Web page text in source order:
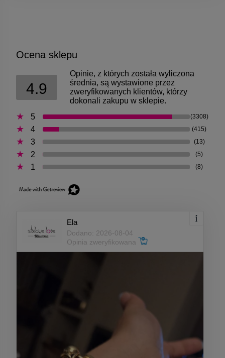
Ocena sklepu
4.9
Opinie, z których została wyliczona
średnia, są wystawione przez
zweryfikowanych klientów, którzy
dokonali zakupu w sklepie.
5
(3308)
4 (415)
3 (13)
2 (5)
1 (8)
Ela
Dodano: 2026-08-04
Opinia zweryfikowana